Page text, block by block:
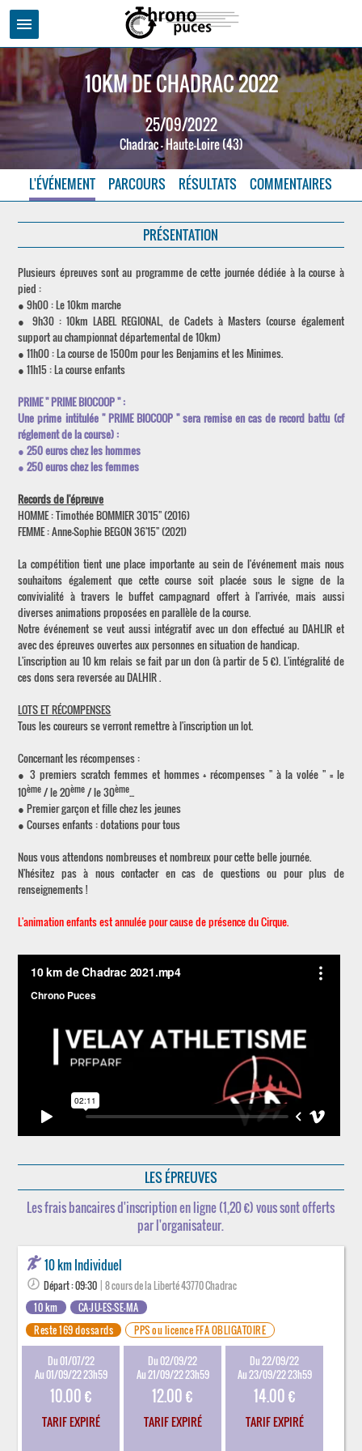
menu
10KM DE CHADRAC 2022
25/09/2022
Chadrac - Haute-Loire (43)
L'ÉVÉNEMENT PARCOURS RÉSULTATS COMMENTAIRES
PRÉSENTATION
Plusieurs épreuves sont au programme de cette journée dédiée à la course à
pied :
● 9h00 : Le 10km marche
● 9h30 : 10km LABEL REGIONAL, de Cadets à Masters (course également
support au championnat départemental de 10km)
● 11h00 : La course de 1500m pour les Benjamins et les Minimes.
● 11h15 : La course enfants
PRIME " PRIME BIOCOOP " :
Une prime intitulée " PRIME BIOCOOP " sera remise en cas de record battu (cf
réglement de la course) :
● 250 euros chez les hommes
● 250 euros chez les femmes
Records de l'épreuve
HOMME : Timothée BOMMIER 30'15'' (2016)
FEMME : Anne-Sophie BEGON 36'15'' (2021)
La compétition tient une place importante au sein de l'événement mais nous
souhaitons également que cette course soit placée sous le signe de la
convivialité à travers le buffet campagnard offert à l'arrivée, mais aussi
diverses animations proposées en parallèle de la course.
Notre événement se veut aussi intégratif avec un don effectué au DAHLIR et
avec des épreuves ouvertes aux personnes en situation de handicap.
L'inscription au 10 km relais se fait par un don (à partir de 5 €). L'intégralité de
ces dons sera reversée au DALHIR .
LOTS ET RÉCOMPENSES
Tous les coureurs se verront remettre à l'inscription un lot.
Concernant les récompenses :
● 3 premiers scratch femmes et hommes + récompenses " à la volée " = le
10ème/ le 20ème/ le 30ème...
● Premier garçon et fille chez les jeunes
● Courses enfants : dotations pour tous
Nous vous attendons nombreuses et nombreux pour cette belle journée.
N'hésitez pas à nous contacter en cas de questions ou pour plus de
renseignements !
L'animation enfants est annulée pour cause de présence du Cirque.
LES ÉPREUVES
Les frais bancaires d'inscription en ligne (1,20 €) vous sont offerts
par l'organisateur.
10 km Individuel
Départ : 09:30 | 8 cours de la Liberté 43770 Chadrac
10 km
CA-JU-ES-SE-MA
Reste 169 dossards
PPS ou licence FFA OBLIGATOIRE
Du 01/07/22
Au 01/09/22 23h59
10.00 €
TARIF EXPIRÉ
Du 02/09/22
Au 21/09/22 23h59
12.00 €
TARIF EXPIRÉ
Du 22/09/22
Au 23/09/22 23h59
14.00 €
TARIF EXPIRÉ